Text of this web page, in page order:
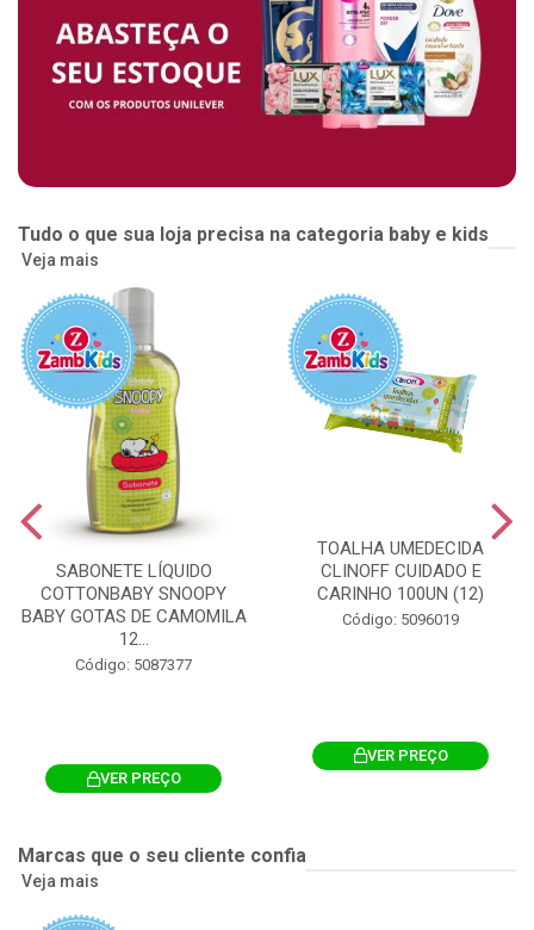
Tudo o que sua loja precisa na categoria baby e kids
Veja mais
SABONETE LÍQUIDO
COTTONBABY SNOOPY
BABY GOTAS DE CAMOMILA
12...
Código: 5087377
VER PREÇO
TOALHA UMEDECIDA
CLINOFF CUIDADO E
CARINHO 100UN (12)
Código: 5096019
VER PREÇO
Marcas que o seu cliente confia
Veja mais